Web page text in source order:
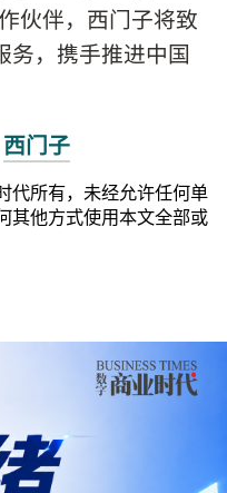
伙伴，西门子将致
务，携手推进中国
西门子
代所有，未经允许任何单
其他方式使用本文全部或